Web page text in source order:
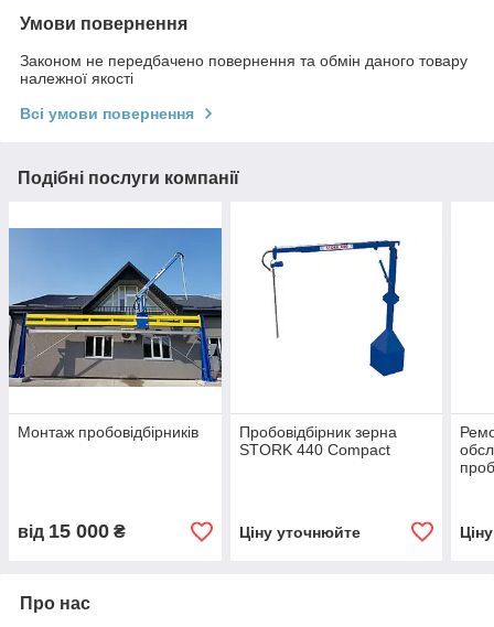
Умови повернення
Законом не передбачено повернення та обмін даного товару
належної якості
Всі умови повернення
Подібні послуги компанії
Монтаж пробовідбірників
від 15 000 ₴
Пробовідбірник зерна
STORK 440 Compact
Ціну уточнюйте
Про нас